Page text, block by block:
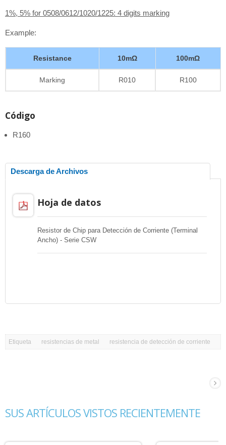
1%, 5% for 0508/0612/1020/1225: 4 digits marking
Example:
Resistance 10mΩ 100mΩ
Marking R010 R100
Código
R160
Descarga de Archivos
Hoja de datos
Resistor de Chip para Detección de Corriente (Terminal
Ancho) - Serie CSW
Etiqueta resistencias de metal resistencia de detección de corriente
SUS ARTÍCULOS VISTOS RECIENTEMENTE